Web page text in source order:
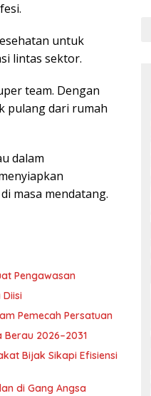
untuk
lintas sektor.
team. Dengan
pulang dari rumah
dalam
masa mendatang.
Pengawasan
Pemecah Persatuan
2026–2031
Bijak Sikapi Efisiensi
di Gang Angsa